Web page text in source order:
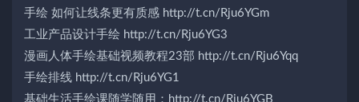
手绘 如何让线条更有质感 http://t.cn/Rju6YGm
工业产品设计手绘 http://t.cn/Rju6YG3
漫画人体手绘基础视频教程23部 http://t.cn/Rju6Yqq
手绘排线 http://t.cn/Rju6YG1
基础生活手绘课随学随用：http://t.cn/Rju6YGB